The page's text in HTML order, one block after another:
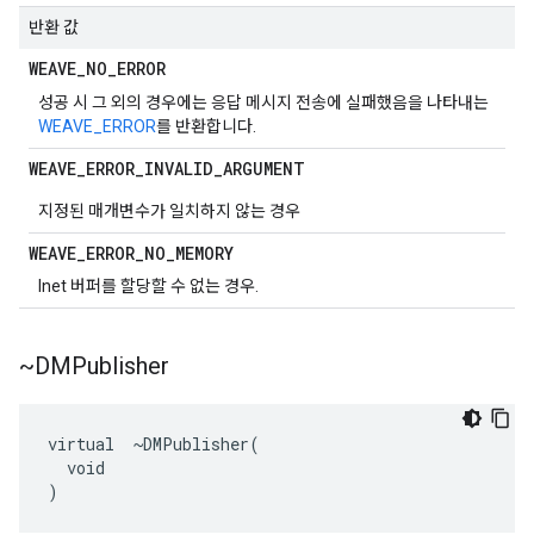
반환 값
WEAVE_NO_ERROR
성공 시 그 외의 경우에는 응답 메시지 전송에 실패했음을 나타내는
WEAVE_ERROR를 반환합니다.
WEAVE_ERROR_INVALID_ARGUMENT
지정된 매개변수가 일치하지 않는 경우
WEAVE_ERROR_NO_MEMORY
Inet 버퍼를 할당할 수 없는 경우.
~DMPublisher
virtual  ~DMPublisher(
  void
)